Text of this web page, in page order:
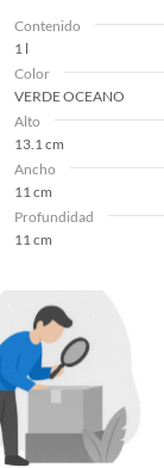
Contenido
1 l
Color
VERDE OCEANO
Alto
13.1 cm
Ancho
11 cm
Profundidad
11 cm